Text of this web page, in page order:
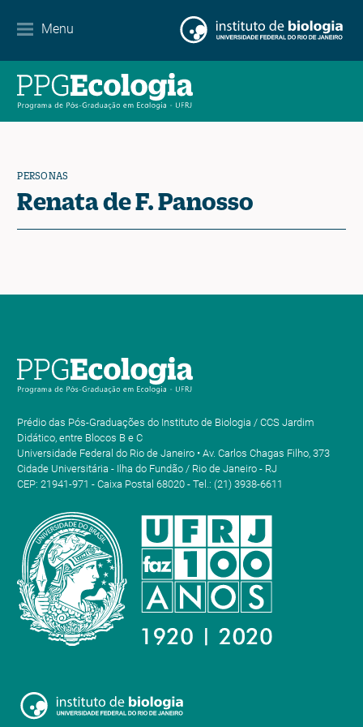
Menu
EN ES PT
PERSONAS
Renata de F. Panosso
Prédio das Pós-Graduações do Instituto de Biologia / CCS Jardim
Didático, entre Blocos B e C
Universidade Federal do Rio de Janeiro • Av. Carlos Chagas Filho, 373
Cidade Universitária - Ilha do Fundão / Rio de Janeiro - RJ
CEP: 21941-971 - Caixa Postal 68020 - Tel.: (21) 3938-6611